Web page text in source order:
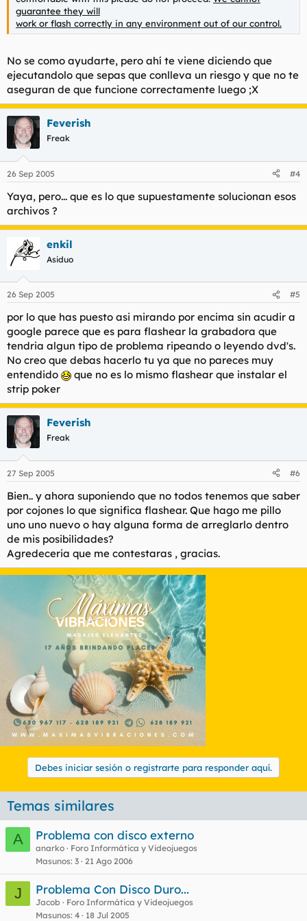
guarantee they will
work or flash correctly in any environment out of our control.
No se como ayudarte, pero ahí te viene diciendo que
ejecutandolo que sepas que conlleva un riesgo y que no te
aseguran de que funcione correctamente luego ;X
Feverish
Freak
26 Sep 2005 #4
Yaya, pero... que es lo que supuestamente solucionan esos
archivos ?
enkil
Asiduo
26 Sep 2005 #5
por lo que has puesto asi mirando por encima sin acudir a
google parece que es para flashear la grabadora que
tendria algun tipo de problema ripeando o leyendo dvd's.
No creo que debas hacerlo tu ya que no pareces muy
entendido
que no es lo mismo flashear que instalar el
strip poker
Feverish
Freak
27 Sep 2005 #6
Bien.. y ahora suponiendo que no todos tenemos que saber
por cojones lo que significa flashear. Que hago me pillo
uno uno nuevo o hay alguna forma de arreglarlo dentro
de mis posibilidades?
Agredeceria que me contestaras , gracias.
Debes iniciar sesión o registrarte para responder aquí.
Temas similares
A
Problema con disco externo
anarko
Foro Informática y Videojuegos
Masunos 3 21 Ago 2006
J Problema Con Disco Duro...
Jacob
Foro Informática y Videojuegos
Masunos 4 18 Jul 2005